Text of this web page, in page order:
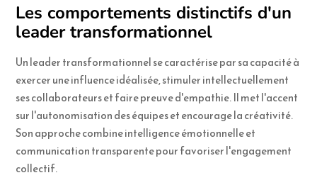
Les comportements distinctifs d'un
leader transformationnel
Un leader transformationnel se caractérise par sa capacité à
exercer une influence idéalisée, stimuler intellectuellement
ses collaborateurs et faire preuve d'empathie. Il met l'accent
sur l'autonomisation des équipes et encourage la créativité.
Son approche combine intelligence émotionnelle et
communication transparente pour favoriser l'engagement
collectif.